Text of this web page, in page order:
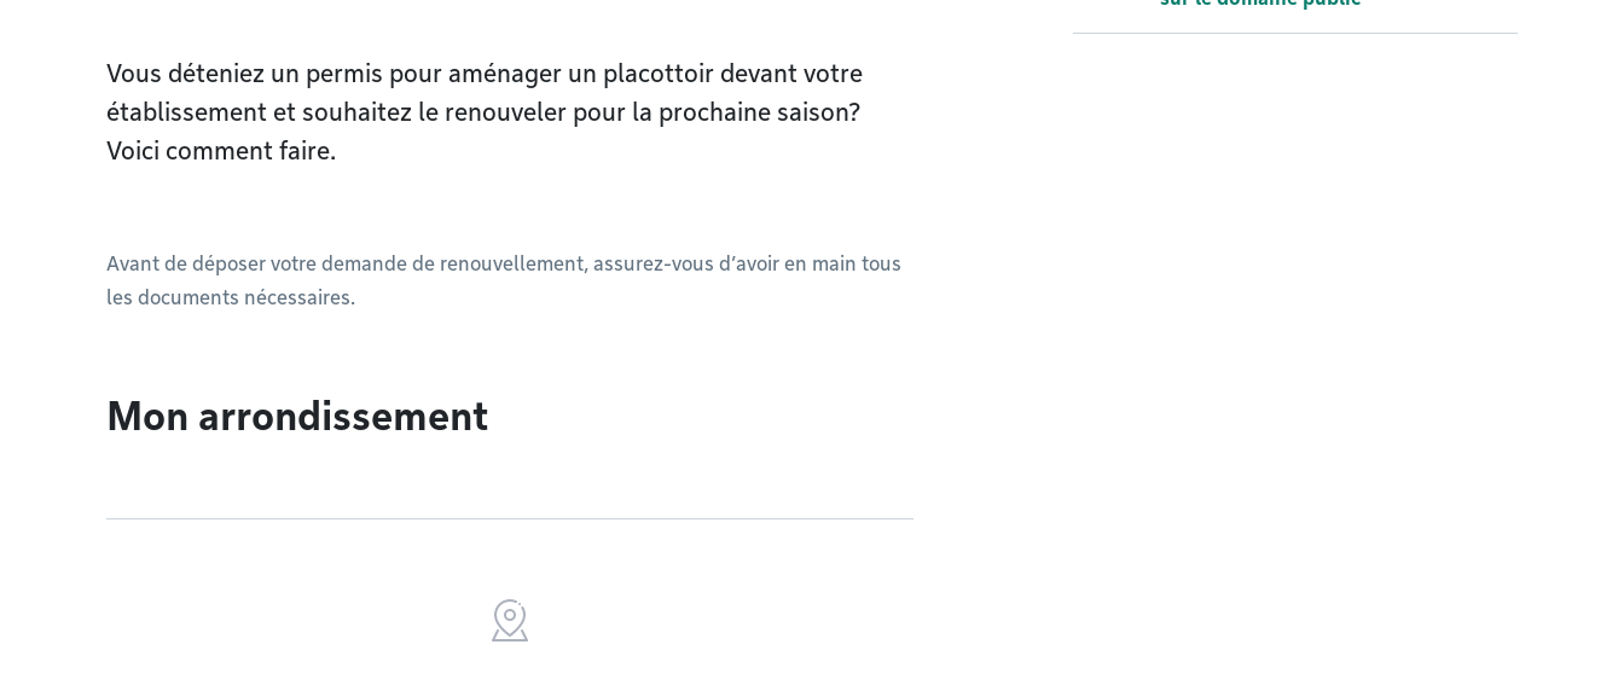
Vous déteniez un permis pour aménager un placottoir devant votre
établissement et souhaitez le renouveler pour la prochaine saison?
Voici comment faire.
Avant de déposer votre demande de renouvellement, assurez-vous d’avoir en main tous
les documents nécessaires.
Mon arrondissement